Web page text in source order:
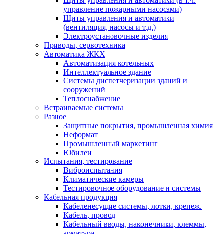
управление пожарными насосами)
Щиты управления и автоматики
(вентиляция, насосы и т.д.)
Электроустановочные изделия
Приводы, сервотехника
Автоматика ЖКХ
Автоматизация котельных
Интеллектуальное здание
Системы диспетчеризации зданий и
сооружений
Теплоснабжение
Встраиваемые системы
Разное
Защитные покрытия, промышленная химия
Неформат
Промышленный маркетинг
Юбилеи
Испытания, тестирование
Виброиспытания
Климатические камеры
Тестировочное оборудование и системы
Кабельная продукция
Кабеленесущие системы, лотки, крепеж.
Кабель, провод
Кабельный вводы, наконечники, клеммы,